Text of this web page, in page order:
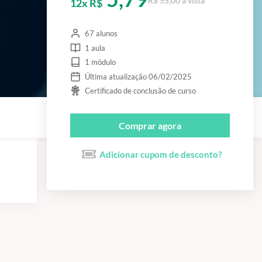
12x R$
67 alunos
1 aula
1 módulo
Última atualização 06/02/2025
Certificado de conclusão de curso
Comprar agora
Adicionar cupom de desconto?